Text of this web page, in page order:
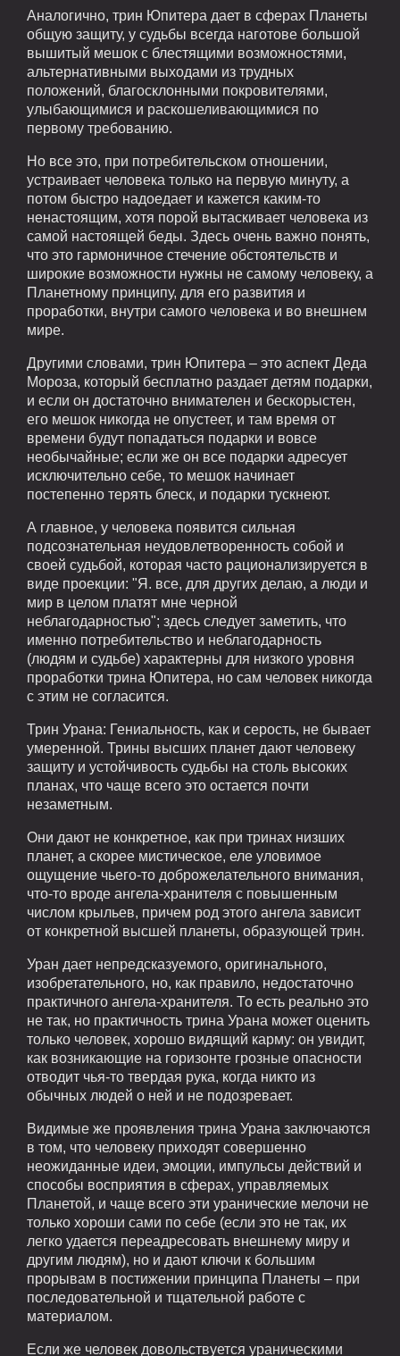
Аналогично, трин Юпитера дает в сферах Планеты
общую защиту, у судьбы всегда наготове большой
вышитый мешок с блестящими возможностями,
альтернативными выходами из трудных
положений, благосклонными покровителями,
улыбающимися и раскошеливающимися по
первому требованию.
Но все это, при потребительском отношении,
устраивает человека только на первую минуту, а
потом быстро надоедает и кажется каким-то
ненастоящим, хотя порой вытаскивает человека из
самой настоящей беды. Здесь очень важно понять,
что это гармоничное стечение обстоятельств и
широкие возможности нужны не самому человеку, а
Планетному принципу, для его развития и
проработки, внутри самого человека и во внешнем
мире.
Другими словами, трин Юпитера – это аспект Деда
Мороза, который бесплатно раздает детям подарки,
и если он достаточно внимателен и бескорыстен,
его мешок никогда не опустеет, и там время от
времени будут попадаться подарки и вовсе
необычайные; если же он все подарки адресует
исключительно себе, то мешок начинает
постепенно терять блеск, и подарки тускнеют.
А главное, у человека появится сильная
подсознательная неудовлетворенность собой и
своей судьбой, которая часто рационализируется в
виде проекции: "Я. все, для других делаю, а люди и
мир в целом платят мне черной
неблагодарностью"; здесь следует заметить, что
именно потребительство и неблагодарность
(людям и судьбе) характерны для низкого уровня
проработки трина Юпитера, но сам человек никогда
с этим не согласится.
Трин Урана: Гениальность, как и серость, не бывает
умеренной. Трины высших планет дают человеку
защиту и устойчивость судьбы на столь высоких
планах, что чаще всего это остается почти
незаметным.
Они дают не конкретное, как при тринах низших
планет, а скорее мистическое, еле уловимое
ощущение чьего-то доброжелательного внимания,
что-то вроде ангела-хранителя с повышенным
числом крыльев, причем род этого ангела зависит
от конкретной высшей планеты, образующей трин.
Уран дает непредсказуемого, оригинального,
изобретательного, но, как правило, недостаточно
практичного ангела-хранителя. То есть реально это
не так, но практичность трина Урана может оценить
только человек, хорошо видящий карму: он увидит,
как возникающие на горизонте грозные опасности
отводит чья-то твердая рука, когда никто из
обычных людей о ней и не подозревает.
Видимые же проявления трина Урана заключаются
в том, что человеку приходят совершенно
неожиданные идеи, эмоции, импульсы действий и
способы восприятия в сферах, управляемых
Планетой, и чаще всего эти уранические мелочи не
только хороши сами по себе (если это не так, их
легко удается переадресовать внешнему миру и
другим людям), но и дают ключи к большим
прорывам в постижении принципа Планеты – при
последовательной и тщательной работе с
материалом.
Если же человек довольствуется ураническими